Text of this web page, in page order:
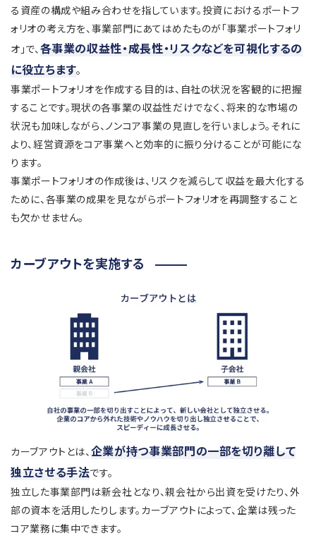
る資産の構成や組み合わせを指しています。投資におけるポートフ
ォリオの考え方を、事業部門にあてはめたものが「事業ポートフォリ
オ」で、各事業の収益性・成長性・リスクなどを可視化するの
に役立ちます。
事業ポートフォリオを作成する目的は、自社の状況を客観的に把握
することです。現状の各事業の収益性だけでなく、将来的な市場の
状況も加味しながら、ノンコア事業の見直しを行いましょう。それに
より、経営資源をコア事業へと効率的に振り分けることが可能にな
ります。
事業ポートフォリオの作成後は、リスクを減らして収益を最大化する
ために、各事業の成果を見ながらポートフォリオを再調整すること
も欠かせません。
カーブアウトを実施する
カーブアウトとは、 企業が持つ事業部門の一部を切り離して
独立させる手法です。
独立した事業部門は新会社となり、親会社から出資を受けたり、外
部の資本を活用したりします。カーブアウトによって、企業は残った
コア業務に集中できます。